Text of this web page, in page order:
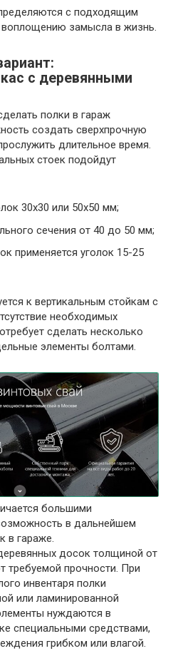
с подходящим
воплощению замысла в жизнь.
с деревянными
полки в гараж
создать сверхпрочную
длительное время.
стоек подойдут
30х30 или 50х50 мм;
сечения от 40 до 50 мм;
применяется уголок 15-25
к вертикальным стойкам с
необходимых
сделать несколько
элементы болтами.
большими
в дальнейшем
в гараже.
досок толщиной от
требуемой прочности. При
инвентаря полки
или ламинированной
нуждаются в
специальными средствами,
грибком или влагой.